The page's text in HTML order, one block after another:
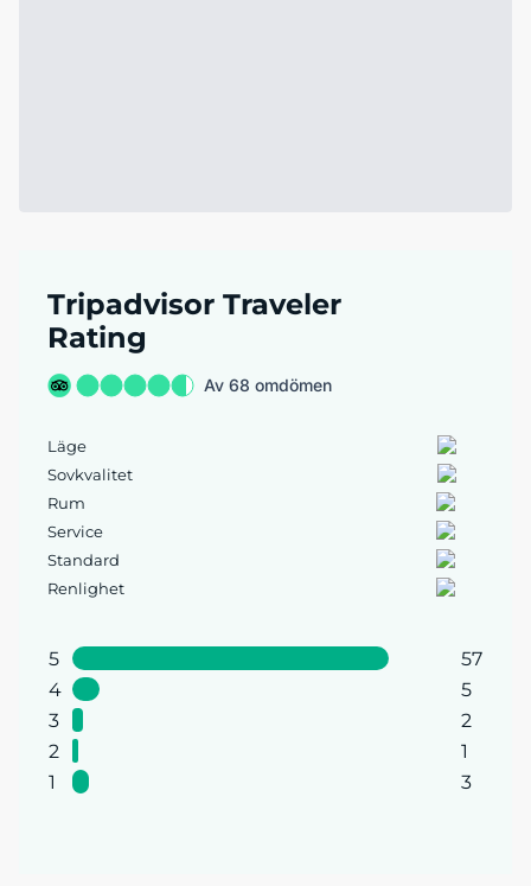
Tripadvisor Traveler
Rating
Av 68 omdömen
Läge
Sovkvalitet
Rum
Service
Standard
Renlighet
5
57
4
5
3
2
2
1
1
3